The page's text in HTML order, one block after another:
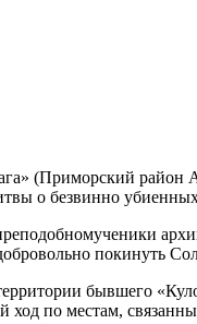
(Приморский район
о безвинно
покинуть
бывшего
по местам,